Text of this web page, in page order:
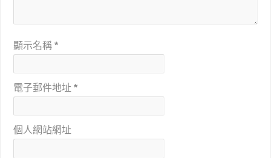
顯示名稱*
電子郵件地址*
個人網站網址